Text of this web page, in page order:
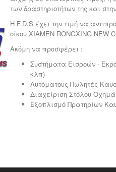
των δραστηριοτήτων της και
Η F.D.S έχει την τιμή να
οίκου XIAMEN RONGXING NEW
Ακόμη να προσφέρει :
Συστήματα Εισροών -
κλπ)
Αυτόματους Πωλητές
Διαχείριση Στόλου
Εξοπλισμό Πρατηρίων